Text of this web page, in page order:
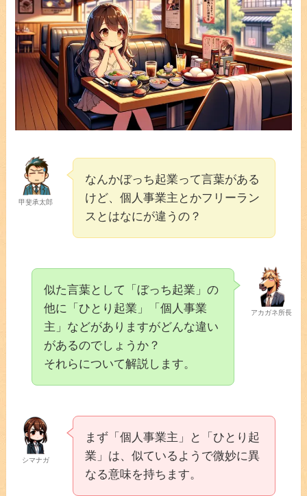
甲斐承太郎
なんかぼっち起業って言葉がある
けど、個人事業主とかフリーラン
スとはなにが違うの？
アカガネ所長
似た言葉として「ぼっち起業」の
他に「ひとり起業」「個人事業
主」などがありますがどんな違い
があるのでしょうか？
それらについて解説します。
シマナガ
まず「個人事業主」と「ひとり起
業」は、似ているようで微妙に異
なる意味を持ちます。